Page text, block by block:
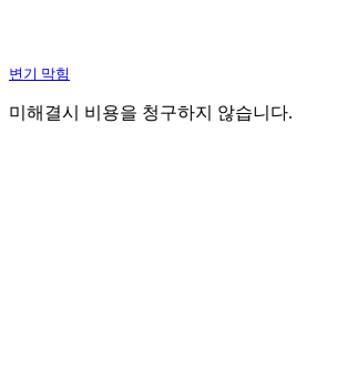
변기 막힘
미해결시 비용을 청구하지 않습니다.